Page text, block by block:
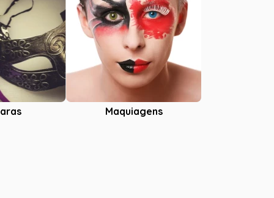
Maquiagens